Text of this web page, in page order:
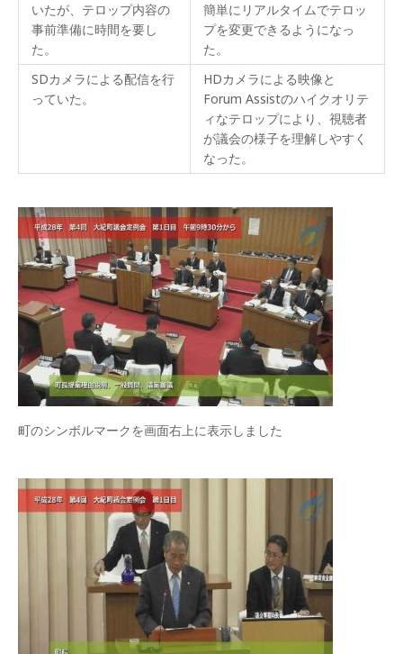
いたが、テロップ内容の
事前準備に時間を要し
た。
簡単にリアルタイムでテロッ
プを変更できるようになっ
た。
SDカメラによる配信を行
っていた。
HDカメラによる映像と
Forum Assistのハイクオリテ
ィなテロップにより、視聴者
が議会の様子を理解しやすく
なった。
町のシンボルマークを画面右上に表示しました